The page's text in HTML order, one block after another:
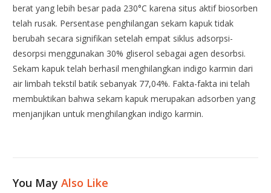
berat yang lebih besar pada 230°C karena situs aktif biosorben
telah rusak. Persentase penghilangan sekam kapuk tidak
berubah secara signifikan setelah empat siklus adsorpsi-
desorpsi menggunakan 30% gliserol sebagai agen desorbsi.
Sekam kapuk telah berhasil menghilangkan indigo karmin dari
air limbah tekstil batik sebanyak 77,04%. Fakta-fakta ini telah
membuktikan bahwa sekam kapuk merupakan adsorben yang
menjanjikan untuk menghilangkan indigo karmin.
You MayAlso Like